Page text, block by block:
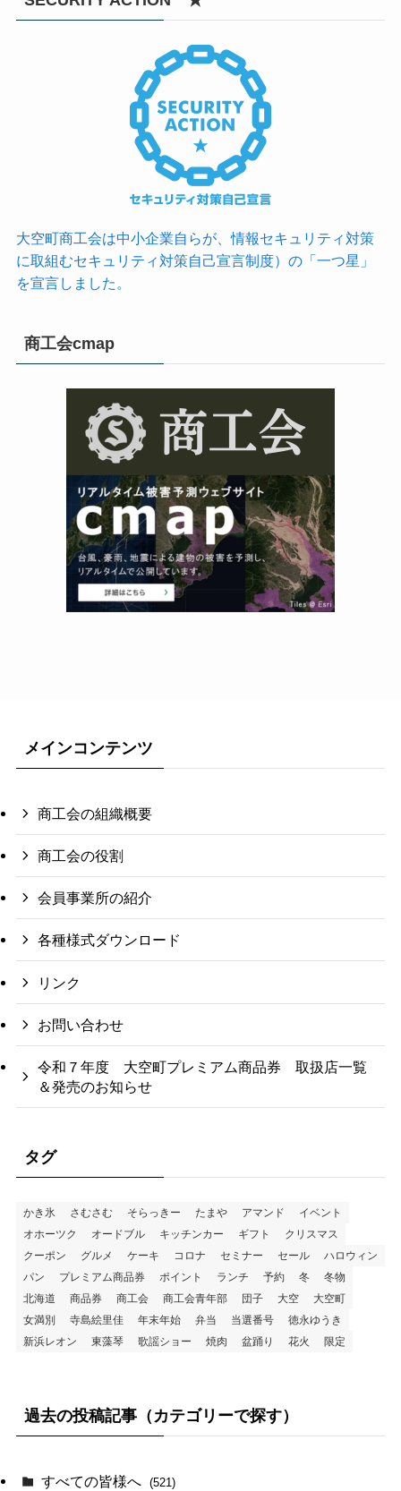
大空町商工会は中小企業自らが、情報セキュリティ対策
に取組むセキュリティ対策自己宣言制度）の「一つ星」
を宣言しました。
商工会cmap
メインコンテンツ
商工会の組織概要
商工会の役割
会員事業所の紹介
各種様式ダウンロード
リンク
お問い合わせ
令和７年度 大空町プレミアム商品券 取扱店一覧
＆発売のお知らせ
タグ
かき氷 さむさむ そらっきー たまや アマンド
イベント
オホーツク
オードブル キッチンカー ギフト
クリスマス
クーポン
グルメ ケーキ コロナ セミナー セール
ハロウィン
パン
プレミアム商品券 ポイント ランチ 予約 冬
冬物
北海道
商品券 商工会 商工会青年部 団子 大空
大空町
女満別
寺島絵里佳 年末年始 弁当 当選番号
徳永ゆうき
新浜レオン
東藻琴 歌謡ショー 焼肉 盆踊り 花火 限定
過去の投稿記事（カテゴリーで探す）
すべての皆様へ (521)